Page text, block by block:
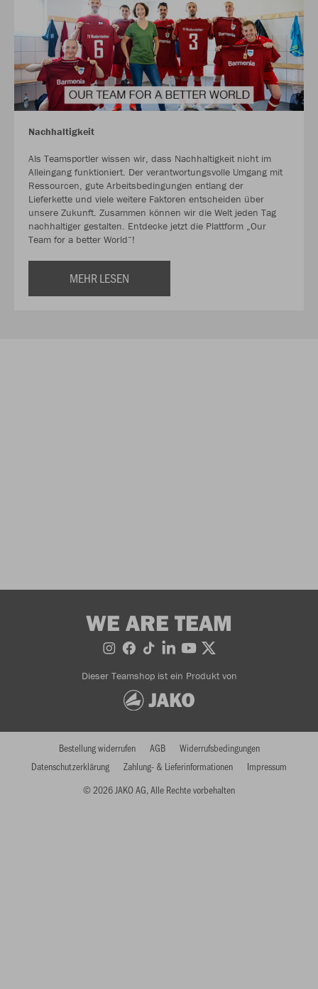
Nachhaltigkeit
Als Teamsportler wissen wir, dass Nachhaltigkeit nicht im
Alleingang funktioniert. Der verantwortungsvolle Umgang mit
Ressourcen, gute Arbeitsbedingungen entlang der
Lieferkette und viele weitere Faktoren entscheiden über
unsere Zukunft. Zusammen können wir die Welt jeden Tag
nachhaltiger gestalten. Entdecke jetzt die Plattform „Our
Team for a better World“!
MEHR LESEN
WE ARE TEAM
Dieser Teamshop ist ein Produkt von
© 2026 JAKO AG, Alle Rechte vorbehalten
Bestellung widerrufen AGB
Widerrufsbedingungen
Datenschutzerklärung
Zahlung- & Lieferinformationen Impressum